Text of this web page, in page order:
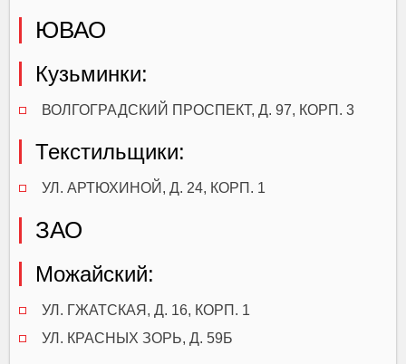
ЮВАО
Кузьминки:
ВОЛГОГРАДСКИЙ ПРОСПЕКТ, Д. 97, КОРП. 3
Текстильщики:
УЛ. АРТЮХИНОЙ, Д. 24, КОРП. 1
ЗАО
Можайский:
УЛ. ГЖАТСКАЯ, Д. 16, КОРП. 1
УЛ. КРАСНЫХ ЗОРЬ, Д. 59Б